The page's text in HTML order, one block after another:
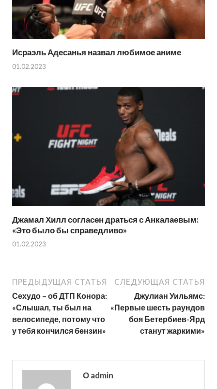
Исраэль Адесанья назвал любимое аниме
01.02.2023
Джамал Хилл согласен драться с Анкалаевым:
«Это было бы справедливо»
01.02.2023
ПРЕДЫДУЩАЯ СТАТЬЯ
Сехудо – об ДТП Конора:
«Слышал, ты был на
велосипеде, потому что
у тебя кончился бензин»
СЛЕДУЮЩАЯ СТАТЬЯ
Джулиан Уильямс:
«Первые шесть раундов
боя Бетербиев-Ярд
станут жаркими»
О admin